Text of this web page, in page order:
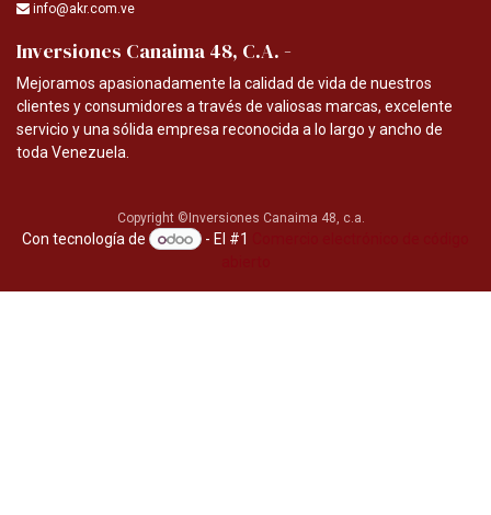
info@akr.com.ve
Inversiones Canaima 48, C.A. -
Mejoramos apasionadamente la calidad de vida de nuestros
clientes y consumidores a través de valiosas marcas, excelente
servicio y una sólida empresa reconocida a lo largo y ancho de
toda Venezuela.
Copyright ©Inversiones Canaima 48, c.a.
Con tecnología de - El #1